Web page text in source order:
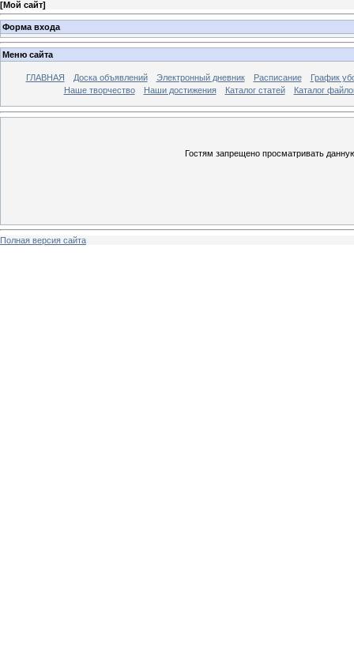
[Мой сайт]
Форма входа
Меню сайта
ГЛАВНАЯ Доска объявлений Электронный дневник Расписание
График
Наше творчество
Наши достижения Каталог статей Каталог
Гостям запрещено просматривать
Полная версия сайта